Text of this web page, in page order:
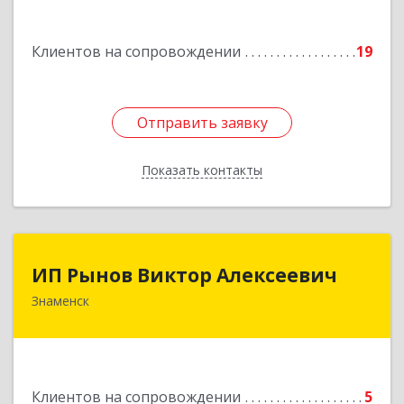
Клиентов на сопровождении 19
Отправить заявку
Показать контакты
Отправить заявку
Назад
ИП Рынов Виктор Алексеевич
Знаменск
Клиентов на сопровождении 5